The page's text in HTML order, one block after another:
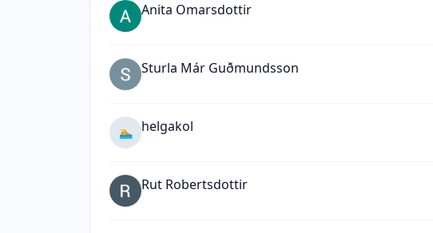
Anita Omarsdottir
Sturla Már Guðmundsson
🏊 helgakol
Rut Robertsdottir